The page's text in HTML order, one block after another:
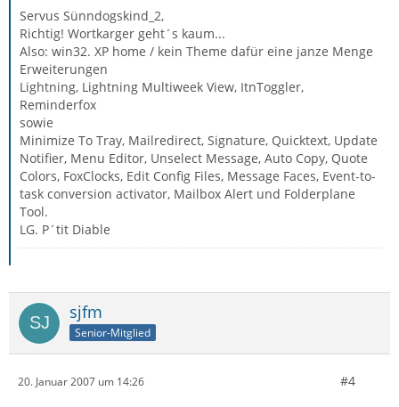
Servus Sünndogskind_2,
Richtig! Wortkarger geht´s kaum...
Also: win32. XP home / kein Theme dafür eine janze Menge
Erweiterungen
Lightning, Lightning Multiweek View, ItnToggler,
Reminderfox
sowie
Minimize To Tray, Mailredirect, Signature, Quicktext, Update
Notifier, Menu Editor, Unselect Message, Auto Copy, Quote
Colors, FoxClocks, Edit Config Files, Message Faces, Event-to-
task conversion activator, Mailbox Alert und Folderplane
Tool.
LG. P´tit Diable
sjfm
Senior-Mitglied
20. Januar 2007 um 14:26 #4